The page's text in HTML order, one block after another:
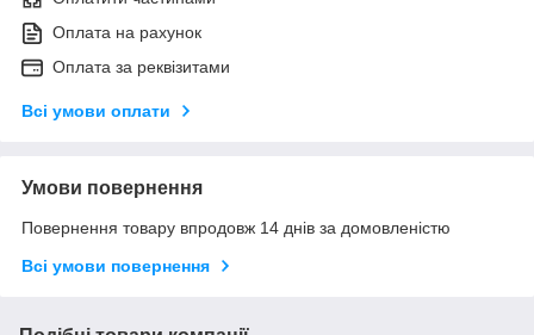
Оплата на рахунок
Оплата за реквізитами
Всі умови оплати
Умови повернення
Повернення товару впродовж 14 днів за домовленістю
Всі умови повернення